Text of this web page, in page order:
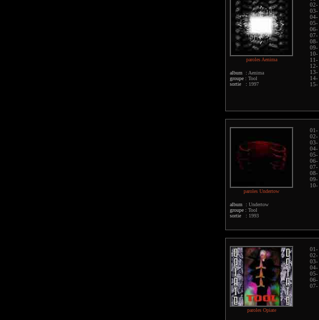
paroles Aenima
album : Aenima
groupe : Tool
sortie : 1997
02-
03-
04-
05-
06-
07-
08-
09-
10-
11-
12-
13-
14-
15-
paroles Undertow
album : Undertow
groupe : Tool
sortie : 1993
01-
02-
03-
04-
05-
06-
07-
08-
09-
10-
paroles Opiate
01-
02-
03-
04-
05-
06-
07-